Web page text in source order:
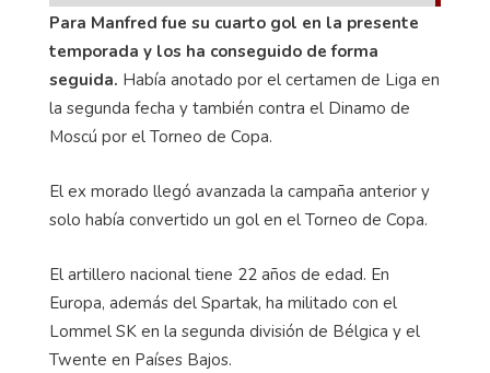
Para Manfred fue su cuarto gol en la presente
temporada y los ha conseguido de forma
seguida. Había anotado por el certamen de Liga en
la segunda fecha y también contra el Dinamo de
Moscú por el Torneo de Copa.
El ex morado llegó avanzada la campaña anterior y
solo había convertido un gol en el Torneo de Copa.
El artillero nacional tiene 22 años de edad. En
Europa, además del Spartak, ha militado con el
Lommel SK en la segunda división de Bélgica y el
Twente en Países Bajos.